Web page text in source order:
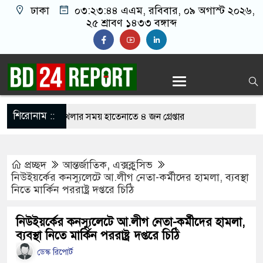
ঢাকা ০৩:২৩:৪৫ এএম, রবিবার, ০৯ অগাস্ট ২০২৬,
২৫ শ্রাবণ ১৪৩৩ বঙ্গাব্দ
শিরোনাম ::
জুয়া খেলার সময় হাতেনাতে ৪ জন গ্রেপ্তার
অসহায় মায়ের মাথার চুল বিক্রি
অমায়িক ব্যবহার পান, জানালেন নারী
প্রচ্ছদ আন্তর্জাতিক, এক্সক্লুসিভ
নিউইয়র্কের কনস্যুলেটে আ.লীগ নেতা-কর্মীদের হামলা, ব্যবস্থা
নিতে মার্কিন পররাষ্ট্র দপ্তরে চিঠি
নিউইয়র্কের কনস্যুলেটে আ.লীগ নেতা-কর্মীদের হামলা,
ব্যবস্থা নিতে মার্কিন পররাষ্ট্র দপ্তরে চিঠি
ডেস্ক রিপোর্ট